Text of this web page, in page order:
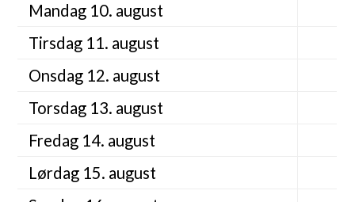
Mandag 10. august
Tirsdag 11. august
Onsdag 12. august
Torsdag 13. august
Fredag 14. august
Lørdag 15. august